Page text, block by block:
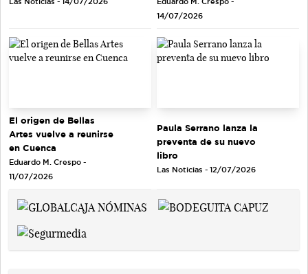
14/07/2026
El origen de Bellas
Artes vuelve a reunirse
en Cuenca
Eduardo M. Crespo -
11/07/2026
Paula Serrano lanza la
preventa de su nuevo
libro
Las Noticias - 12/07/2026